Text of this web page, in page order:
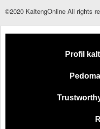
©2020 KaltengOnline All rights
Profil